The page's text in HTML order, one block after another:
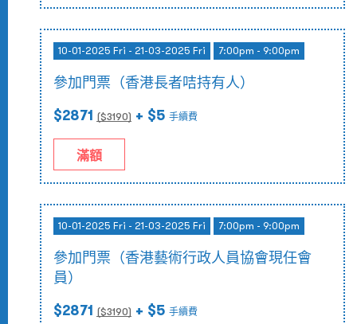
10-01-2025 Fri - 21-03-2025 Fri 7:00pm - 9:00pm
參加門票（香港長者咭持有人）
$2871 ($3190) + $5 手續費
滿額
10-01-2025 Fri - 21-03-2025 Fri 7:00pm - 9:00pm
參加門票（香港藝術行政人員協會現任會
員）
$2871 ($3190) + $5 手續費